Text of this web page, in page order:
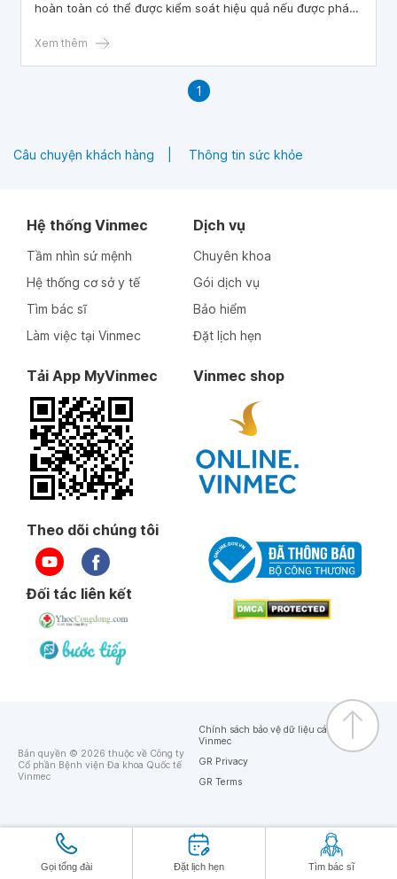
hoàn toàn có thể được kiểm soát hiệu quả nếu được phát
học, phụ nữ mắc bệnh ung thư cổ tử cung có thể kéo dài
Vinmec Cần Thơ, bệnh nhân được điều trị với công nghệ
tiên tiến và đội ngũ chuyên gia hàng đầu.
Xem thêm
1
Câu chuyện khách hàng Thông tin sức khỏe
Gọi tổng đài Đặt lịch hẹn Tìm bác sĩ
Hệ thống Vinmec
Tầm nhìn sứ mệnh
Hệ thống cơ sở y tế
Tìm bác sĩ
Làm việc tại Vinmec
Dịch vụ
Chuyên khoa
Gói dịch vụ
Bảo hiểm
Đặt lịch hẹn
Tải App MyVinmec Vinmec shop
Theo dõi chúng tôi
Đối tác liên kết
Bản quyền © 2026 thuộc về Công ty
Cổ phần Bệnh viện Đa khoa Quốc tế
Vinmec
Chính sách bảo vệ dữ liệu cá nhân của
Vinmec
GR Privacy
GR Terms